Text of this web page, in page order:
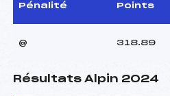
Pénalité Points
@ 318.89
Résultats Alpin 2024